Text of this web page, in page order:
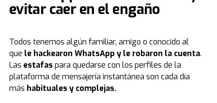
creación y edición de imágenes, que solo quedó
habilitada para a los usuarios pagos.
A un lado de aquella polémica, el señalamiento del
empresario tras el acuerdo entre Apple y Google se
suma a las repetidas críticas que realiza a OpenAI, la
organización detrás de ChatGPT, en cuya fundación
participó y de la que se marchó enemistado con sus
valor económico
dólares en 2025, creando más de 4 millones de
puestos de trabajo a nivel global.
Pero mientras más de 5300 millones de personas
tienen acceso a Internet, todavía hay 2600 millones que
evitar caer en el engaño
Todos tenemos algún familiar, amigo o conocido al
que le hackearon WhatsApp y le robaron la cuenta.
Las estafas para quedarse con los perfiles de la
plataforma de mensajería instantánea son cada día
más habituales y complejas.